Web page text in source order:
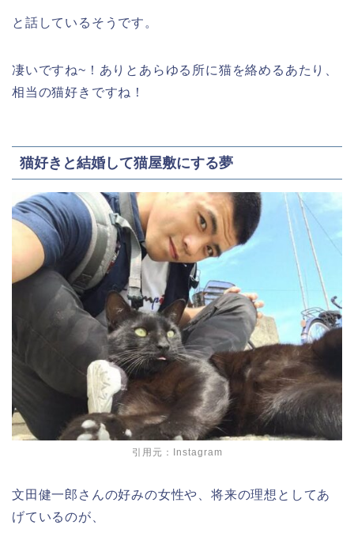
と話しているそうです。
凄いですね~！ありとあらゆる所に猫を絡めるあたり、
相当の猫好きですね！
猫好きと結婚して猫屋敷にする夢
引用元：Instagram
文田健一郎さんの好みの女性や、将来の理想としてあ
げているのが、